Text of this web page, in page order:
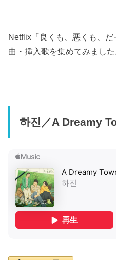
Netflix『良くも、悪くも、
曲・挿入歌を集めてみました
하진／A Dreamy